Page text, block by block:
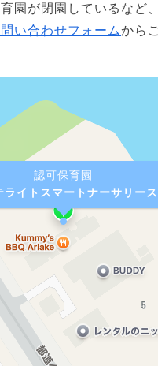
園が閉園しているなど
い合わせフォームから
認可保育園
ライトスマートナーサリー